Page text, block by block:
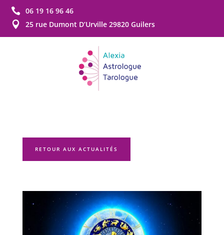
 06 19 16 96 46

25 rue Dumont D’Urville 29820 Guilers
RETOUR AUX ACTUALITÉS